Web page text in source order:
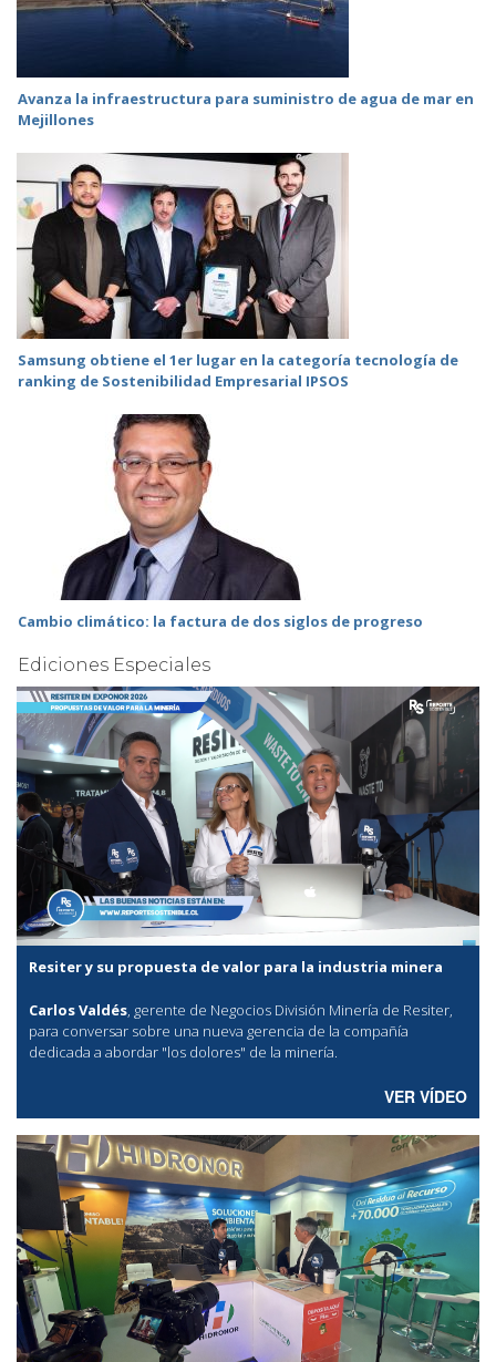
Avanza la infraestructura para suministro de agua de mar en
Mejillones
Samsung obtiene el 1er lugar en la categoría tecnología de
ranking de Sostenibilidad Empresarial IPSOS
Cambio climático: la factura de dos siglos de progreso
Ediciones Especiales
Resiter y su propuesta de valor para la industria minera
Carlos Valdés, gerente de Negocios División Minería de Resiter,
para conversar sobre una nueva gerencia de la compañía
dedicada a abordar "los dolores" de la minería.
VER VÍDEO